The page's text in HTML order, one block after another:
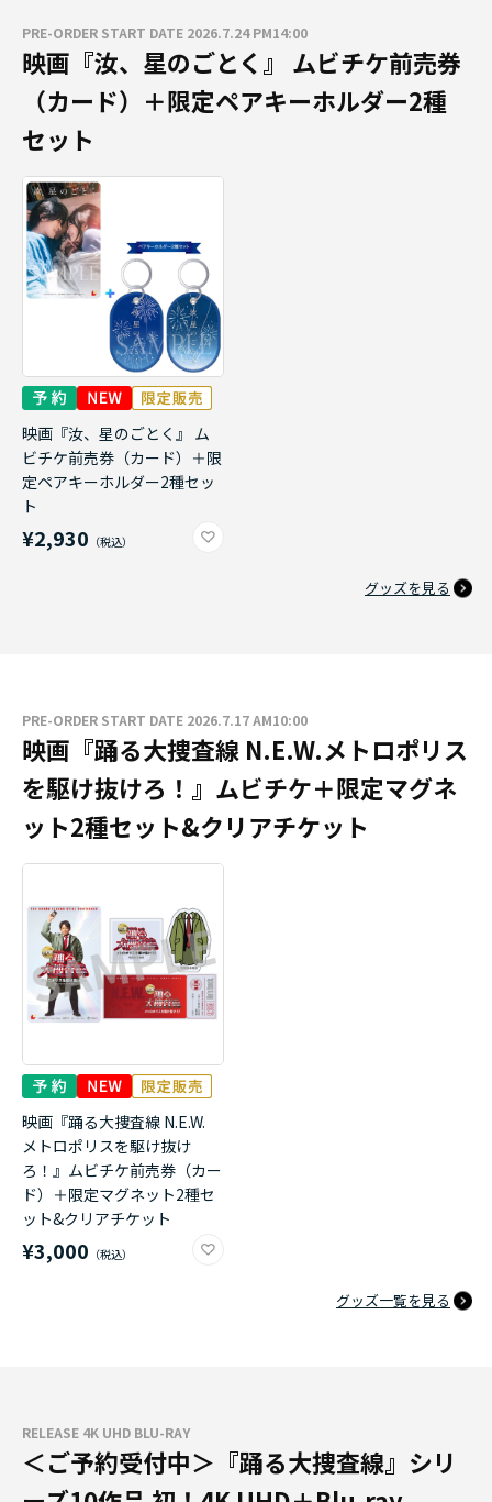
PRE-ORDER START DATE 2026.7.24 PM14:00
映画『汝、星のごとく』 ムビチケ前売券
（カード）＋限定ペアキーホルダー2種
セット
映画『汝、星のごとく』 ム
ビチケ前売券（カード）＋限
定ペアキーホルダー2種セッ
ト
¥2,930
グッズを見る
PRE-ORDER START DATE 2026.7.17 AM10:00
映画『踊る大捜査線 N.E.W.メトロポリス
を駆け抜けろ！』ムビチケ＋限定マグネ
ット2種セット&クリアチケット
映画『踊る大捜査線 N.E.W.
メトロポリスを駆け抜け
ろ！』ムビチケ前売券（カー
ド）＋限定マグネット2種セ
ット&クリアチケット
¥3,000
グッズ一覧を見る
RELEASE 4K UHD BLU-RAY
＜ご予約受付中＞『踊る大捜査線』シリ